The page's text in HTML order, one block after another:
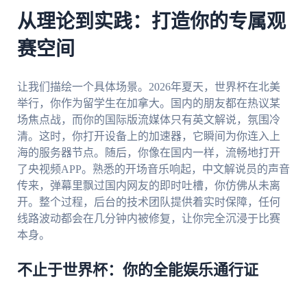
从理论到实践：打造你的专属观
赛空间
让我们描绘一个具体场景。2026年夏天，世界杯在北美
举行，你作为留学生在加拿大。国内的朋友都在热议某
场焦点战，而你的国际版流媒体只有英文解说，氛围冷
清。这时，你打开设备上的加速器，它瞬间为你连入上
海的服务器节点。随后，你像在国内一样，流畅地打开
了央视频APP。熟悉的开场音乐响起，中文解说员的声音
传来，弹幕里飘过国内网友的即时吐槽，你仿佛从未离
开。整个过程，后台的技术团队提供着实时保障，任何
线路波动都会在几分钟内被修复，让你完全沉浸于比赛
本身。
不止于世界杯：你的全能娱乐通行证